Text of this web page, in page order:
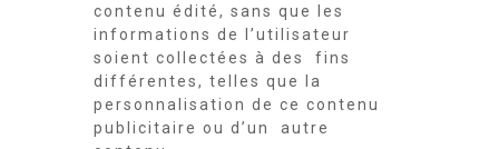
contenu édité, sans que les
informations de l’utilisateur
soient collectées à des fins
différentes, telles que la
personnalisation de ce contenu
publicitaire ou d’un autre